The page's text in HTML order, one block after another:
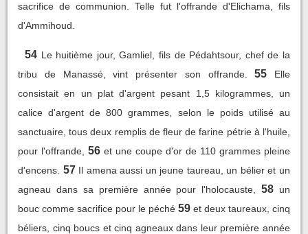
sacrifice de communion. Telle fut l'offrande d'Elichama, fils
d'Ammihoud.
54 Le huitième jour, Gamliel, fils de Pédahtsour, chef de la
tribu de Manassé, vint présenter son offrande.
55
Elle
consistait en un plat d'argent pesant 1,5 kilogrammes, un
calice d'argent de 800 grammes, selon le poids utilisé au
sanctuaire, tous deux remplis de fleur de farine pétrie à l'huile,
pour l'offrande, 56 et une coupe d'or de 110 grammes pleine
d'encens. 57 Il amena aussi un jeune taureau, un bélier et un
agneau dans sa première année pour l'holocauste,
58 un
bouc comme sacrifice pour le péché 59 et deux taureaux, cinq
béliers, cinq boucs et cinq agneaux dans leur première année